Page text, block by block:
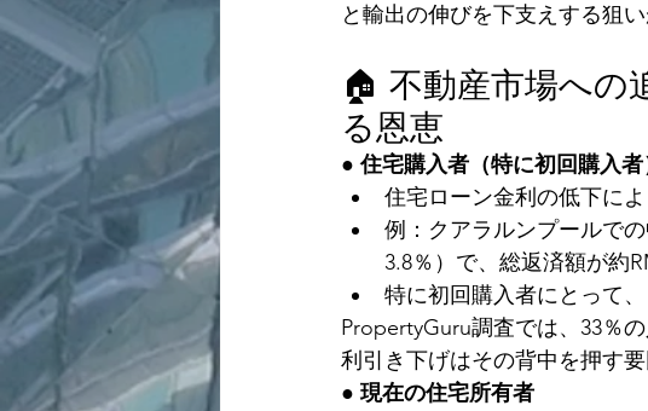
と輸出の伸びを下支えする狙い
🏠 不動産市場への
る恩恵
● 住宅購入者（特に初回購入者
住宅ローン金利の低下に
例：クアラルンプールで
3.8％）で、総返済額が約
特に初回購入者にとって
PropertyGuru調査では、33％
利引き下げはその背中を押す要
● 現在の住宅所有者